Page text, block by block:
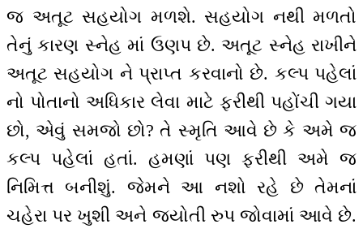
જ અતૂટ સહયોગ મળશે. સહયોગ નથી મળતો
તેનું કારણ સ્નેહ માં ઉણપ છે. અતૂટ સ્નેહ રાખીને
અતૂટ સહયોગ ને પ્રાપ્ત કરવાનો છે. કલ્પ પહેલાં
નો પોતાનો અધિકાર લેવા માટે ફરીથી પહોંચી ગયા
છો, એવું સમજો છો? તે સ્મૃતિ આવે છે કે અમે જ
કલ્પ પહેલાં હતાં. હમણાં પણ ફરીથી અમે જ
નિમિત્ત બનીશું. જેમને આ નશો રહે છે તેમનાં
ચહેરા પર ખુશી અને જ્યોતી રુપ જોવામાં આવે છે.